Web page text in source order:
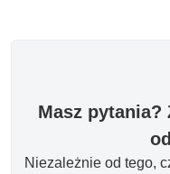
Masz pytania?
Niezależnie od tego,